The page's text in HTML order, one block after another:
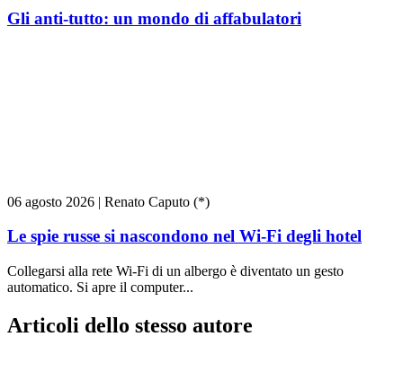
Gli anti-tutto: un mondo di affabulatori
06 agosto 2026 | Renato Caputo (*)
Le spie russe si nascondono nel Wi-Fi degli hotel
Collegarsi alla rete Wi-Fi di un albergo è diventato un gesto
automatico. Si apre il computer...
Articoli dello stesso autore